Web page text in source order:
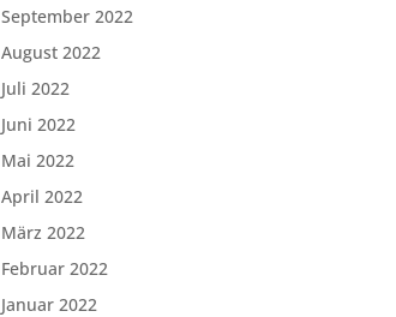
September 2022
August 2022
Juli 2022
Juni 2022
Mai 2022
April 2022
März 2022
Februar 2022
Januar 2022